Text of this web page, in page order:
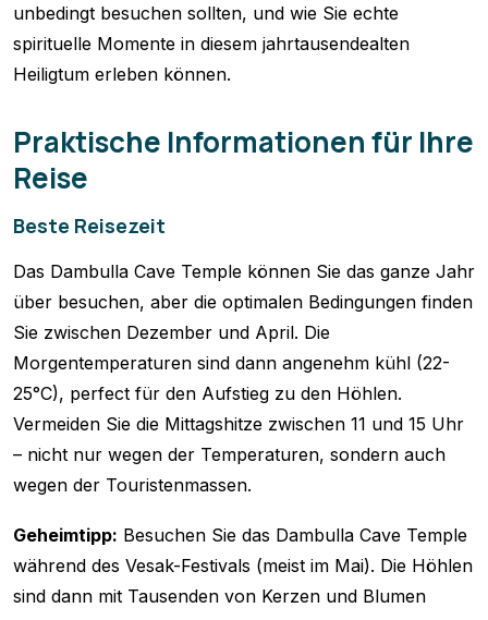
unbedingt besuchen sollten, und wie Sie echte
spirituelle Momente in diesem jahrtausendealten
Heiligtum erleben können.
Praktische Informationen für Ihre
Reise
Beste Reisezeit
Das Dambulla Cave Temple können Sie das ganze Jahr
über besuchen, aber die optimalen Bedingungen finden
Sie zwischen Dezember und April. Die
Morgentemperaturen sind dann angenehm kühl (22-
25°C), perfect für den Aufstieg zu den Höhlen.
Vermeiden Sie die Mittagshitze zwischen 11 und 15 Uhr
– nicht nur wegen der Temperaturen, sondern auch
wegen der Touristenmassen.
Geheimtipp: Besuchen Sie das Dambulla Cave Temple
während des Vesak-Festivals (meist im Mai). Die Höhlen
sind dann mit Tausenden von Kerzen und Blumen